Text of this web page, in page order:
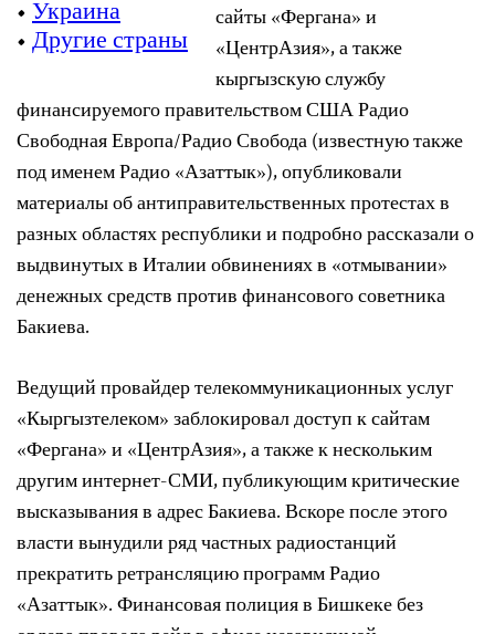
•Украина
•Другие страны
сайты «Фергана» и
«ЦентрАзия», а также
кыргызскую службу
финансируемого правительством США Радио
Свободная Европа/Радио Свобода (известную также
под именем Радио «Азаттык»), опубликовали
материалы об антиправительственных протестах в
разных областях республики и подробно рассказали о
выдвинутых в Италии обвинениях в «отмывании»
денежных средств против финансового советника
Бакиева.
Ведущий провайдер телекоммуникационных услуг
«Кыргызтелеком» заблокировал доступ к сайтам
«Фергана» и «ЦентрАзия», а также к нескольким
другим интернет-СМИ, публикующим критические
высказывания в адрес Бакиева. Вскоре после этого
власти вынудили ряд частных радиостанций
прекратить ретрансляцию программ Радио
«Азаттык». Финансовая полиция в Бишкеке без